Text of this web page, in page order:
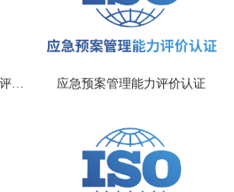
应急预案管理能力评价认证